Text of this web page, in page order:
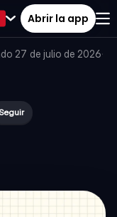
Abrir la app
27 de julio de 2026·
Seguir